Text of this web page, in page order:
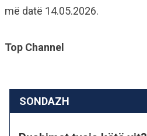
më datë 14.05.2026.
Top Channel
SONDAZH